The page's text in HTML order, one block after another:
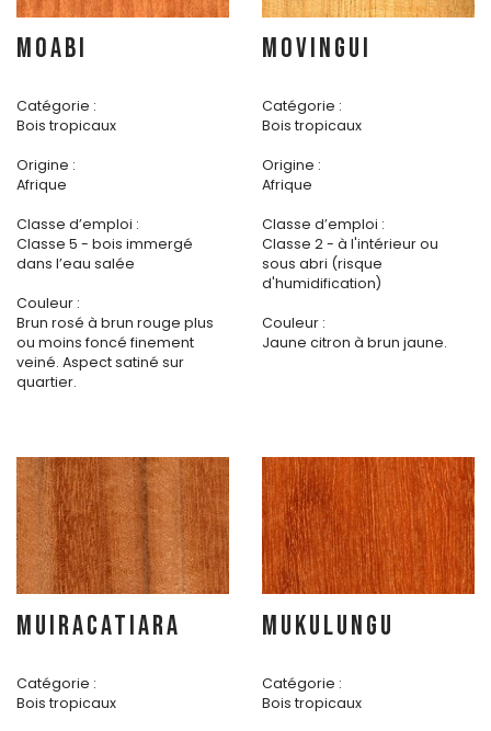
MOABI
Catégorie :
Bois tropicaux
Origine :
Afrique
Classe d’emploi :
Classe 5 - bois immergé
dans l’eau salée
Couleur :
Brun rosé à brun rouge plus
ou moins foncé finement
veiné. Aspect satiné sur
quartier.
MOVINGUI
Catégorie :
Bois tropicaux
Origine :
Afrique
Classe d’emploi :
Classe 2 - à l'intérieur ou
sous abri (risque
d'humidification)
Couleur :
Jaune citron à brun jaune.
MUIRACATIARA
Catégorie :
Bois tropicaux
MUKULUNGU
Catégorie :
Bois tropicaux